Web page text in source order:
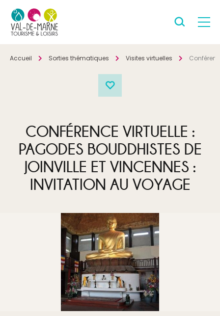
Accueil Sorties thématiques Visites virtuelles
CONFÉRENCE VIRTUELLE :
PAGODES BOUDDHISTES DE
JOINVILLE ET VINCENNES :
INVITATION AU VOYAGE